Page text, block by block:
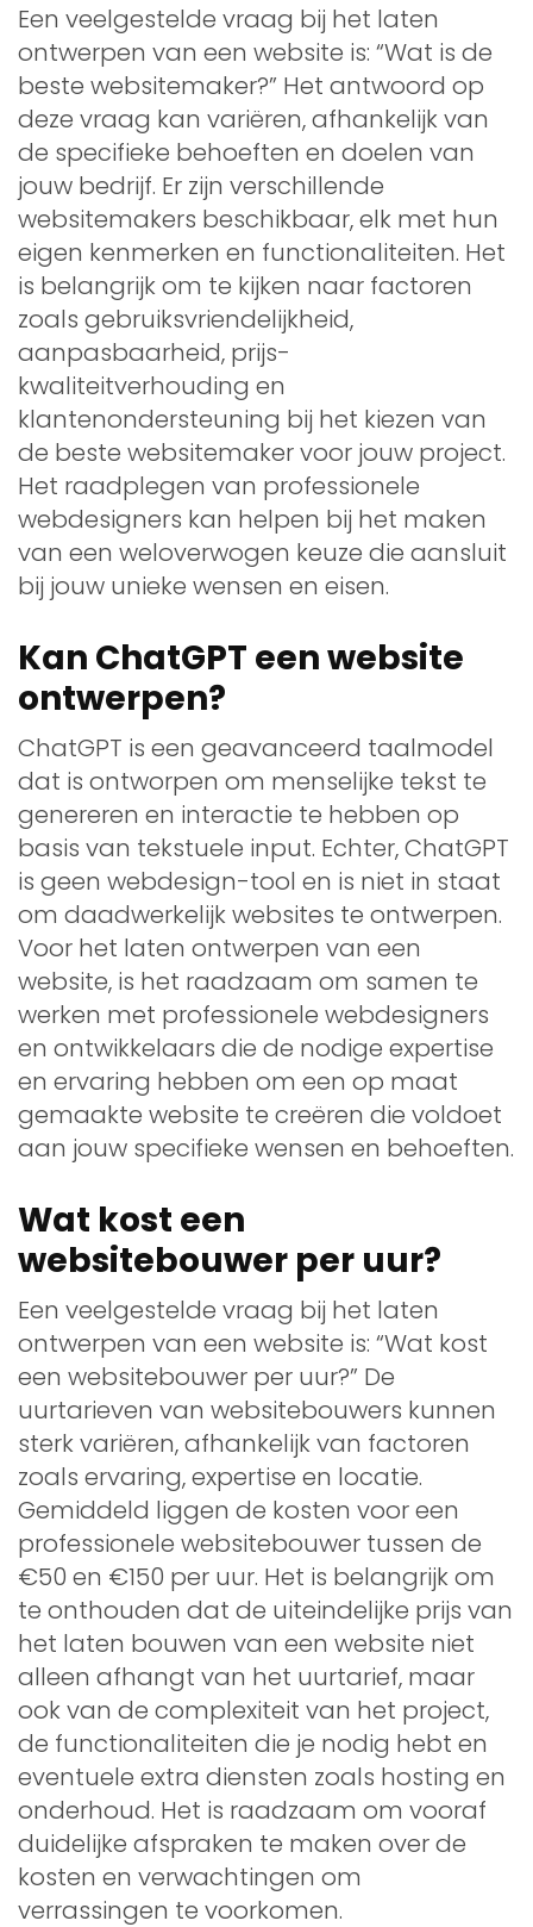
Een veelgestelde vraag bij het laten
ontwerpen van een website is: “Wat is de
beste websitemaker?” Het antwoord op
deze vraag kan variëren, afhankelijk van
de specifieke behoeften en doelen van
jouw bedrijf. Er zijn verschillende
websitemakers beschikbaar, elk met hun
eigen kenmerken en functionaliteiten. Het
is belangrijk om te kijken naar factoren
zoals gebruiksvriendelijkheid,
aanpasbaarheid, prijs-
kwaliteitverhouding en
klantenondersteuning bij het kiezen van
de beste websitemaker voor jouw project.
Het raadplegen van professionele
webdesigners kan helpen bij het maken
van een weloverwogen keuze die aansluit
bij jouw unieke wensen en eisen.
Kan ChatGPT een website
ontwerpen?
ChatGPT is een geavanceerd taalmodel
dat is ontworpen om menselijke tekst te
genereren en interactie te hebben op
basis van tekstuele input. Echter, ChatGPT
is geen webdesign-tool en is niet in staat
om daadwerkelijk websites te ontwerpen.
Voor het laten ontwerpen van een
website, is het raadzaam om samen te
werken met professionele webdesigners
en ontwikkelaars die de nodige expertise
en ervaring hebben om een op maat
gemaakte website te creëren die voldoet
aan jouw specifieke wensen en behoeften.
Wat kost een
websitebouwer per uur?
Een veelgestelde vraag bij het laten
ontwerpen van een website is: “Wat kost
een websitebouwer per uur?” De
uurtarieven van websitebouwers kunnen
sterk variëren, afhankelijk van factoren
zoals ervaring, expertise en locatie.
Gemiddeld liggen de kosten voor een
professionele websitebouwer tussen de
€50 en €150 per uur. Het is belangrijk om
te onthouden dat de uiteindelijke prijs van
het laten bouwen van een website niet
alleen afhangt van het uurtarief, maar
ook van de complexiteit van het project,
de functionaliteiten die je nodig hebt en
eventuele extra diensten zoals hosting en
onderhoud. Het is raadzaam om vooraf
duidelijke afspraken te maken over de
kosten en verwachtingen om
verrassingen te voorkomen.